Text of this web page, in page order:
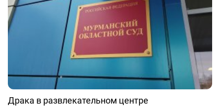
Драка в развлекательном центре